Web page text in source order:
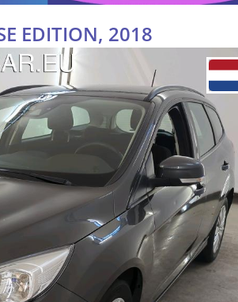
EDITION, 2018